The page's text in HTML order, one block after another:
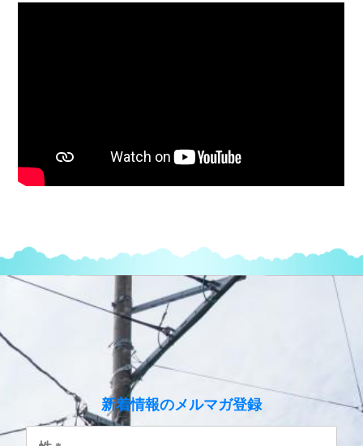
新着情報のメルマガ登録
性